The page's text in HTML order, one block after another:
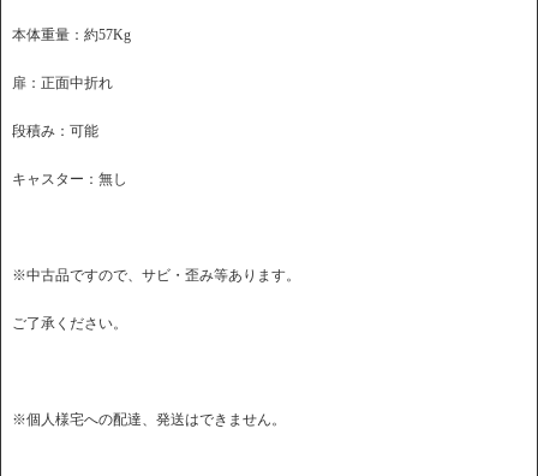
本体重量：約57Kg
扉：正面中折れ
段積み：可能
キャスター：無し
※中古品ですので、サビ・歪み等あります。
ご了承ください。
※個人様宅への配達、発送はできません。